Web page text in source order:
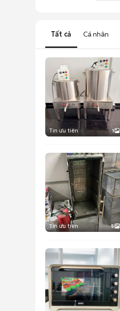
Tất cả Cá nhân
Tin ưu tiên 1
Tin ưu tiên 5